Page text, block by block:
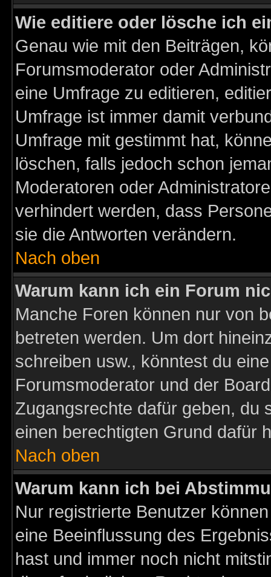
Wie editiere oder lösche ich
Genau wie mit den Beiträgen,
Forumsmoderator oder
eine Umfrage zu editieren,
Umfrage ist immer damit
Umfrage mit gestimmt hat,
löschen, falls jedoch schon
Moderatoren oder
verhindert werden, dass
sie die Antworten verändern.
Nach oben
Warum kann ich ein Forum
Manche Foren können nur von
betreten werden. Um dort
schreiben usw., könntest du
Forumsmoderator und der
Zugangsrechte dafür geben, du
einen berechtigten Grund dafür
Nach oben
Warum kann ich bei
Nur registrierte Benutzer
eine Beeinflussung des
hast und immer noch nicht